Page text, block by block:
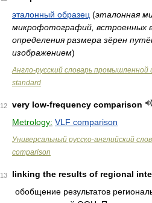
эталонный образец (эталонная
микрофотографий, встроенных
определения размера зёрен
изображением)
Англо-русский словарь промышленной
standard
12
very low-frequency comparison
Metrology: VLF comparison
Универсальный русско-английский
comparison
13
linking the results of regional
обобщение результатов